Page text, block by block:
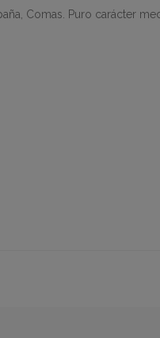
Comas. Puro carácter